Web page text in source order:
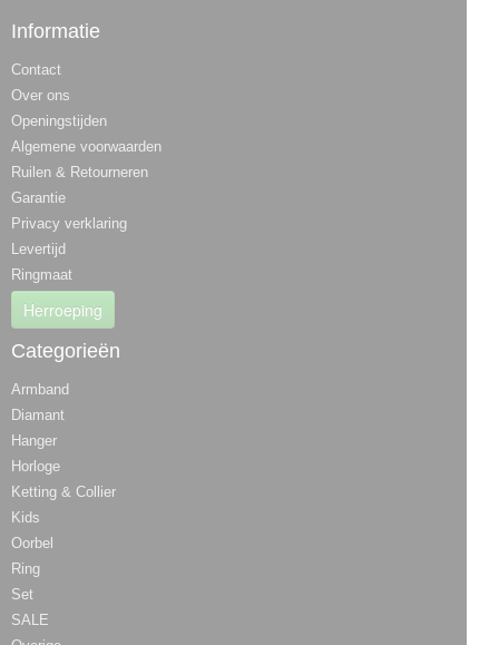
Informatie
Contact
Over ons
Openingstijden
Algemene voorwaarden
Ruilen & Retourneren
Garantie
Privacy verklaring
Levertijd
Ringmaat
Herroeping
Categorieën
Armband
Diamant
Hanger
Horloge
Ketting & Collier
Kids
Oorbel
Ring
Set
SALE